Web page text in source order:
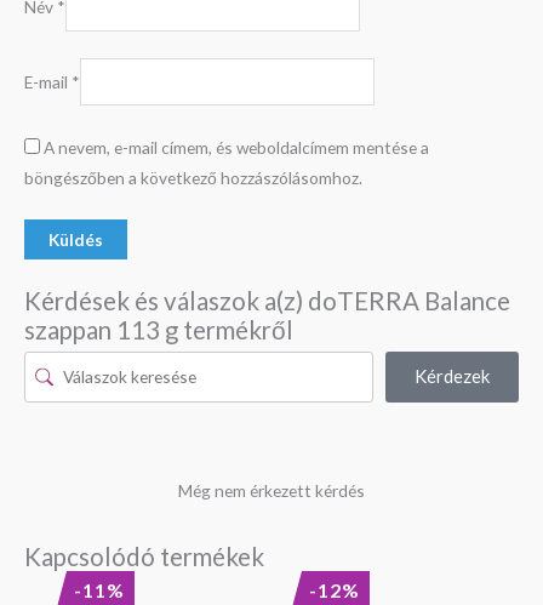
Név *
E-mail *
A nevem, e-mail címem, és weboldalcímem mentése a
böngészőben a következő hozzászólásomhoz.
Kérdések és válaszok a(z) doTERRA Balance
szappan 113 g termékről
Kérdezek
Még nem érkezett kérdés
Kapcsolódó termékek
-11% -12%